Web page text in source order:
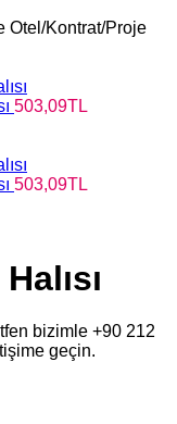
Otel/Kontrat/Proje
503,09TL
503,09TL
bizimle +90 212
geçin.